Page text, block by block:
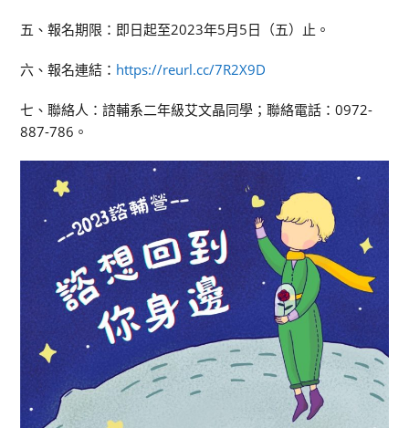
五、報名期限：即日起至2023年5月5日（五）止。
六、報名連結： https://reurl.cc/7R2X9D
七、聯絡人：諮輔系二年級艾文晶同學；聯絡電話：0972-
887-786。